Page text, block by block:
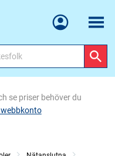
Meny
se priser behöver du